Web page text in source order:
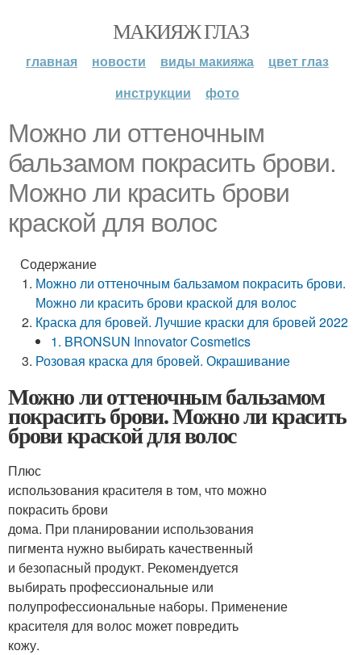
МАКИЯЖ ГЛАЗ
главная новости виды макияжа
цвет глаз
инструкции
фото
Можно ли оттеночным
бальзамом покрасить брови.
Можно ли красить брови
краской для волос
Содержание
Можно ли оттеночным бальзамом покрасить брови.
Можно ли красить брови краской для волос
Краска для бровей. Лучшие краски для бровей 2022
1. BRONSUN Innovator Cosmetics
Розовая краска для бровей. Окрашивание
Можно ли оттеночным бальзамом
покрасить брови. Можно ли красить
брови краской для волос
Плюс
использования красителя в том, что можно
покрасить брови
дома. При планировании использования
пигмента нужно выбирать качественный
и безопасный продукт. Рекомендуется
выбирать профессиональные или
полупрофессиональные наборы. Применение
красителя для волос может повредить
кожу.